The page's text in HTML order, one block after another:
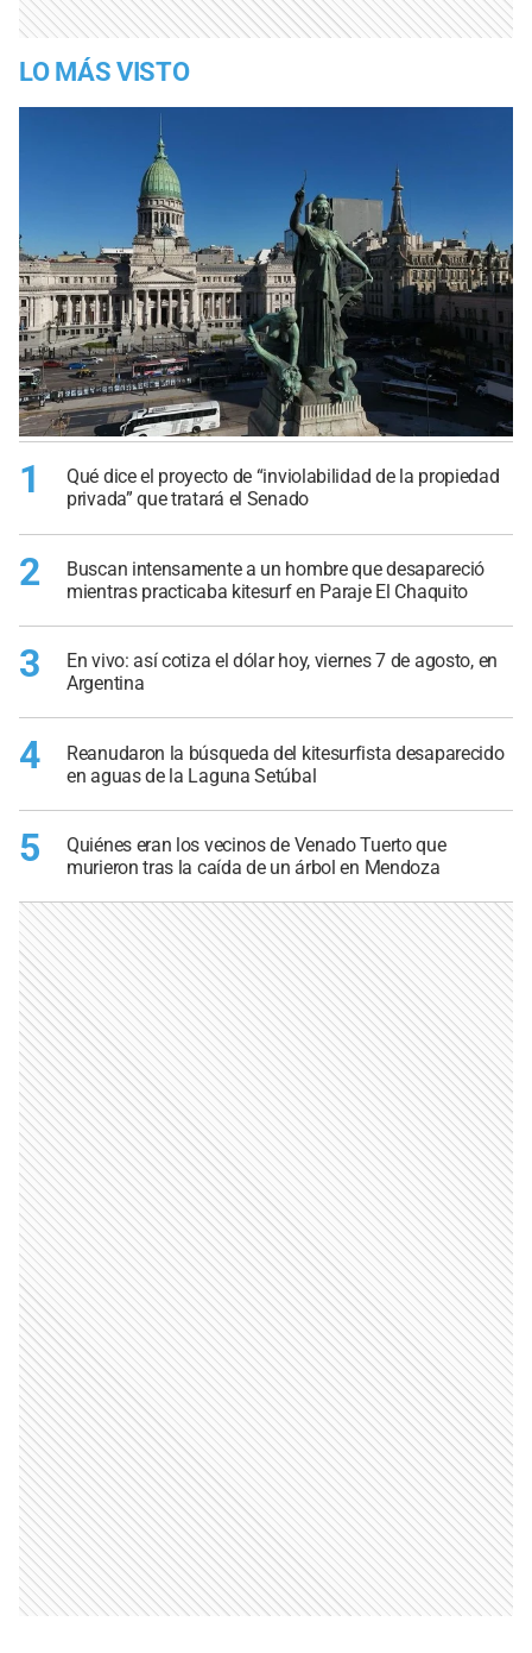
LO MÁS VISTO
1
Qué dice el proyecto de “inviolabilidad de la propiedad
privada” que tratará el Senado
2
Buscan intensamente a un hombre que desapareció
mientras practicaba kitesurf en Paraje El Chaquito
3
En vivo: así cotiza el dólar hoy, viernes 7 de agosto, en
Argentina
4
Reanudaron la búsqueda del kitesurfista desaparecido
en aguas de la Laguna Setúbal
5
Quiénes eran los vecinos de Venado Tuerto que
murieron tras la caída de un árbol en Mendoza